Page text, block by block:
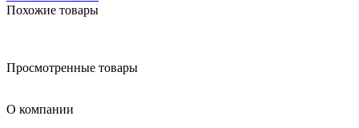
Похожие товары
Просмотренные товары
О компании